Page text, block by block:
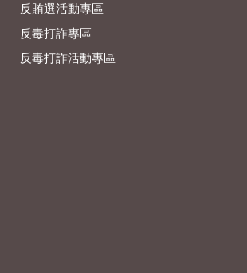
反賄選活動專區
反毒打詐專區
反毒打詐活動專區